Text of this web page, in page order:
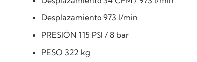
Desplazamiento 973 l/min
PRESIÓN 115 PSI / 8 bar
PESO 322 kg